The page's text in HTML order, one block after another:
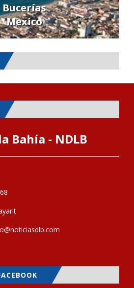
Bucerías
Mexico
Bahía - NDLB